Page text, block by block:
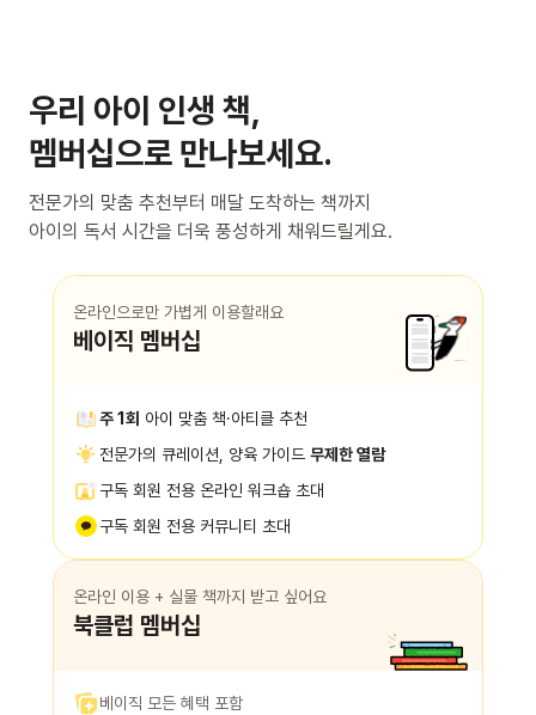
우리 아이 인생 책,
멤버십으로 만나보세요.
전문가의 맞춤 추천부터 매달 도착하는 책까지
아이의 독서 시간을 더욱 풍성하게 채워드릴게요.
온라인으로만 가볍게 이용할래요
베이직 멤버십
주 1회 아이 맞춤 책·아티클 추천
전문가의 큐레이션, 양육 가이드 무제한 열람
구독 회원 전용 온라인 워크숍 초대
구독 회원 전용 커뮤니티 초대
온라인 이용 + 실물 책까지 받고 싶어요
북클럽 멤버십
베이직 모든 혜택 포함